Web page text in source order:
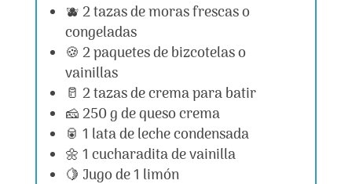
🫐 2 tazas de moras frescas o
congeladas
🍪 2 paquetes de bizcotelas o
vainillas
🥛 2 tazas de crema para batir
🧀 250 g de queso crema
🥫 1 lata de leche condensada
🌼 1 cucharadita de vainilla
🍋 Jugo de 1 limón